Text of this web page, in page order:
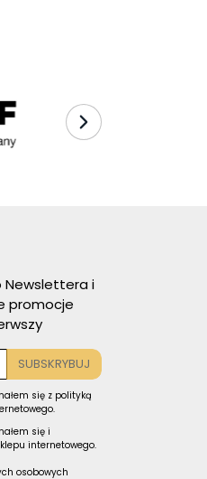
Newslettera i
promocje
SUBSKRYBUJ
się z polityką
się i
internetowego.
osobowych